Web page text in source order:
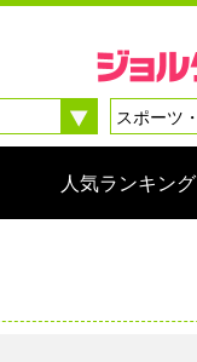
人気ランキング